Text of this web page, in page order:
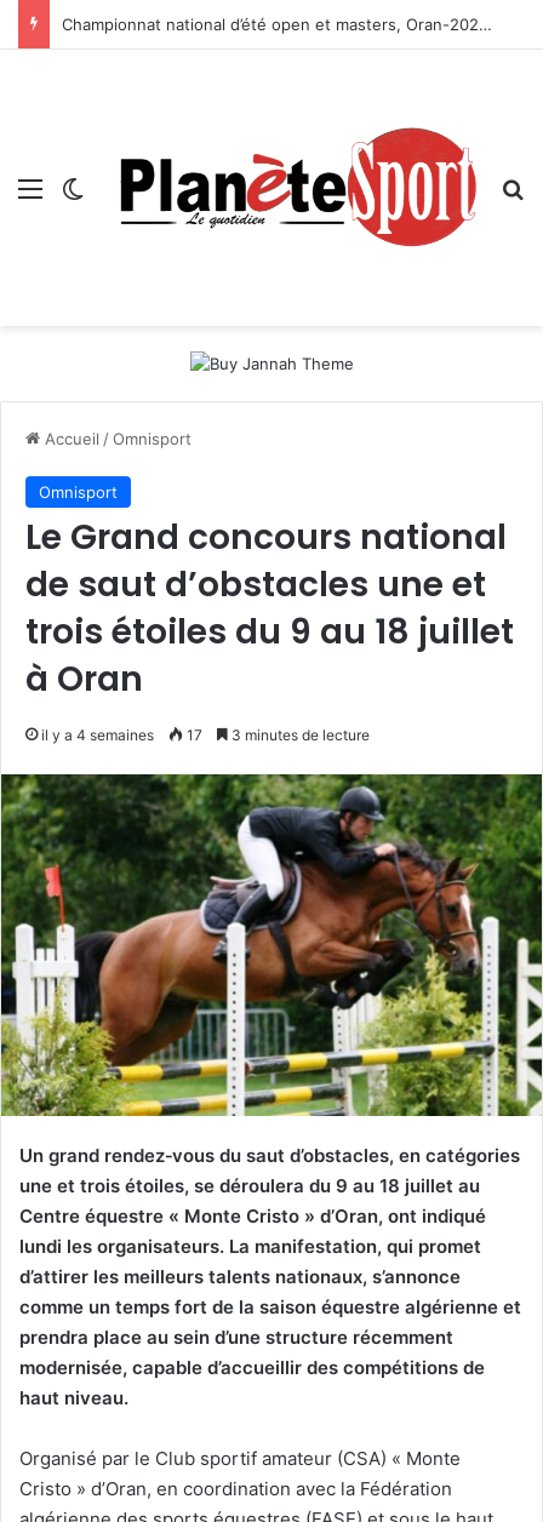
Championnat national d’été open et masters, Oran-2026 — Le CRB s’adjuge le titre
Menu Switch skin
Accueil /Omnisport
Omnisport
Le Grand concours national
de saut d’obstacles une et
trois étoiles du 9 au 18 juillet
à Oran
il y a 4 semaines 17 3 minutes de lecture
Un grand rendez‑vous du saut d’obstacles, en catégories
une et trois étoiles, se déroulera du 9 au 18 juillet au
Centre équestre « Monte Cristo » d’Oran, ont indiqué
lundi les organisateurs. La manifestation, qui promet
d’attirer les meilleurs talents nationaux, s’annonce
comme un temps fort de la saison équestre algérienne et
prendra place au sein d’une structure récemment
modernisée, capable d’accueillir des compétitions de
haut niveau.
Organisé par le Club sportif amateur (CSA) « Monte
Cristo » d’Oran, en coordination avec la Fédération